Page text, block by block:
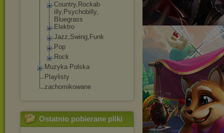
Country,Rockab
illy,Psychobil ly,
Bluegrass
Elektro
Jazz,Swing,Funk
Pop
Rock
Muzyka Polska
Playlisty
zachomikowane
Ostatnio pobierane pliki